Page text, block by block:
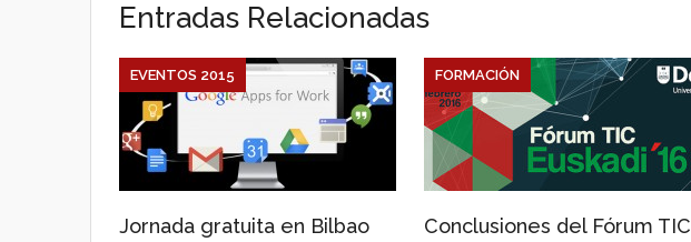
Entradas Relacionadas
Jornada gratuita en Bilbao
EVENTOS 2015
Conclusiones del Fórum TIC
FORMACIÓN